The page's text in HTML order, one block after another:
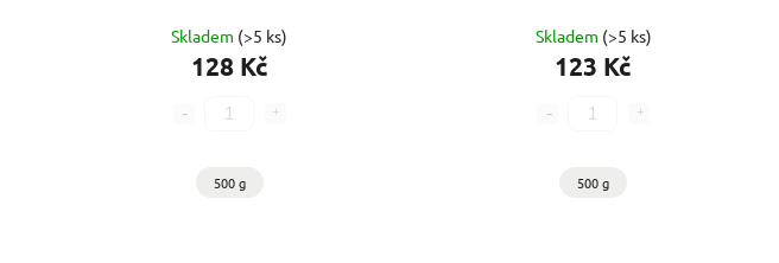
Skladem (>5 ks)
128 Kč
500 g
Skladem (>5 ks)
123 Kč
500 g